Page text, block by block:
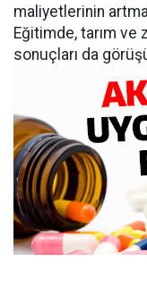
maliyetlerinin
Eğitimde, tarım ve
sonuçları da